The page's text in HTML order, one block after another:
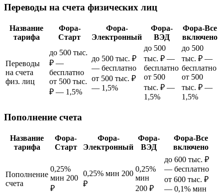
Переводы на счета физических лиц
Название
тарифа
Фора-
Старт
Фора-
Электронный
Фора-
ВЭД
Фора-Все
включено
Переводы
на счета
физ. лиц
до 500 тыс.
₽ —
бесплатно
от 500 тыс.
₽ — 1,5%
до 500 тыс. ₽
— бесплатно
от 500 тыс. ₽
— 1,5%
до 500
тыс. ₽ —
бесплатно
от 500
тыс. ₽ —
1,5%
до 500
тыс. ₽ —
бесплатно
от 500
тыс. ₽ —
1,5%
Пополнение счета
Название
тарифа
Фора-
Старт
Фора-
Электронный
Фора-
ВЭД
Фора-Все
включено
Пополнение
счета
0,25%
мин 200
₽
0,25% мин 200
₽
0,25%
мин
200 ₽
до 600 тыс. ₽
— бесплатно
от 600 тыс. ₽
— 0,1% мин